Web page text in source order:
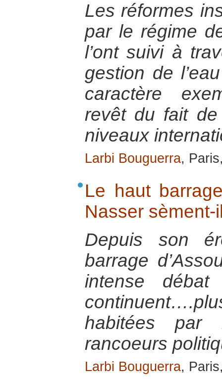
Les réformes
par le régime
l’ont suivi à
gestion de
caractère
revêt du fait
niveaux
Larbi Bouguerra,
Le haut
Nasser
Depuis son
barrage
intense
habitées
rancoeurs
Larbi Bouguerra,